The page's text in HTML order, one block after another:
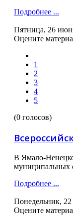
Подробнее ...
Пятница, 26
Оцените
1
2
3
4
5
(0 голосов)
В Ямало-
муниципальных
Подробнее ...
Понедельник,
Оцените